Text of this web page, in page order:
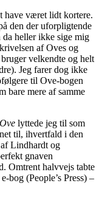
have været lidt kortere.
den der uforpligtende
da heller ikke sige mig
af Oves og
velkendte og helt
Jeg farer dog ikke
til Ove-bogen
bare mere af samme
lyttede jeg til som
til, ihvertfald i den
Lindhardt og
gnaven
Omtrent halvvejs tabte
bog (People’s Press) –